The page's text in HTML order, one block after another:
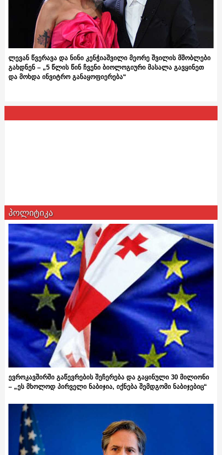
ლევან წვერავა და ნინი კენჭიაშვილი მეორე შვილის მშობლები
გახდნენ – „5 წლის წინ ჩვენი ბიოლოგიური მასალა გავყინეთ
და მოხდა ინვიტრო განაყოფიერება“
პოლიტიკა
ევროკავშირში გაწევრების შეჩერება და გაყინული 30 მილიონი
– „ეს მხოლოდ პირველი ნაბიჯია, იქნება შემდგომი ნაბიჯებიც“